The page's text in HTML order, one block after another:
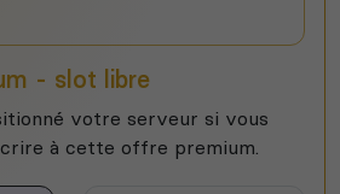
- slot libre
votre serveur si vous
à cette offre premium.